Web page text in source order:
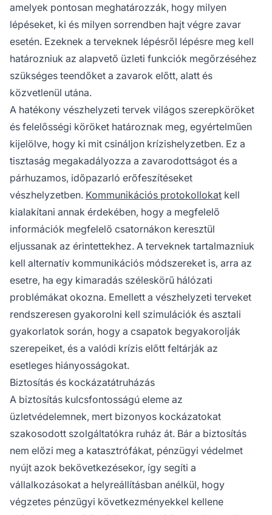
amelyek pontosan meghatározzák, hogy milyen
lépéseket, ki és milyen sorrendben hajt végre zavar
esetén. Ezeknek a terveknek lépésről lépésre meg kell
határozniuk az alapvető üzleti funkciók megőrzéséhez
szükséges teendőket a zavarok előtt, alatt és
közvetlenül utána.
A hatékony vészhelyzeti tervek világos szerepköröket
és felelősségi köröket határoznak meg, egyértelműen
kijelölve, hogy ki mit csináljon krízishelyzetben. Ez a
tisztaság megakadályozza a zavarodottságot és a
párhuzamos, időpazarló erőfeszítéseket
vészhelyzetben. Kommunikációs protokollokat kell
kialakítani annak érdekében, hogy a megfelelő
információk megfelelő csatornákon keresztül
eljussanak az érintettekhez. A terveknek tartalmazniuk
kell alternatív kommunikációs módszereket is, arra az
esetre, ha egy kimaradás széleskörű hálózati
problémákat okozna. Emellett a vészhelyzeti terveket
rendszeresen gyakorolni kell szimulációk és asztali
gyakorlatok során, hogy a csapatok begyakorolják
szerepeiket, és a valódi krízis előtt feltárják az
esetleges hiányosságokat.
Biztosítás és kockázatátruházás
A biztosítás kulcsfontosságú eleme az
üzletvédelemnek, mert bizonyos kockázatokat
szakosodott szolgáltatókra ruház át. Bár a biztosítás
nem előzi meg a katasztrófákat, pénzügyi védelmet
nyújt azok bekövetkezésekor, így segíti a
vállalkozásokat a helyreállításban anélkül, hogy
végzetes pénzügyi következményekkel kellene